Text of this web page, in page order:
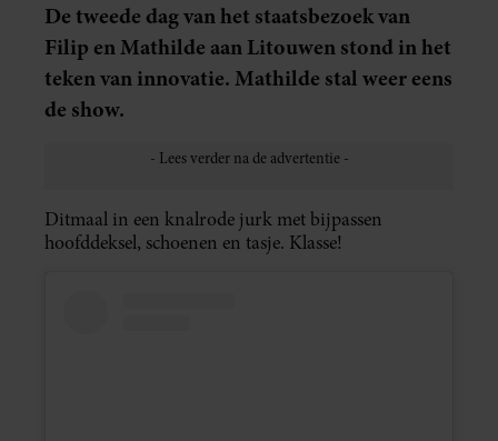
De tweede dag van het staatsbezoek van
Filip en Mathilde aan Litouwen stond in het
teken van innovatie. Mathilde stal weer eens
de show.
Ditmaal in een knalrode jurk met bijpassen
hoofddeksel, schoenen en tasje. Klasse!